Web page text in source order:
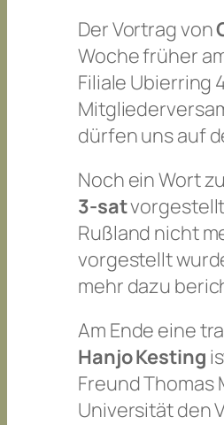
Der Vortrag von
Woche früher
Filiale Ubierring
dürfen uns auf
Noch ein Wort
3-sat
Rußland nicht
vorgestellt
mehr dazu
Am Ende eine
Hanjo Kesting
Freund Thomas
Universität den